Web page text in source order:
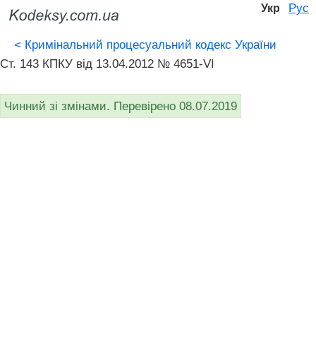
Укр Рус
< Кримінальний процесуальний кодекс України
Ст. 143 КПКУ від 13.04.2012 № 4651-VI
Чинний зі змінами. Перевірено 08.07.2019